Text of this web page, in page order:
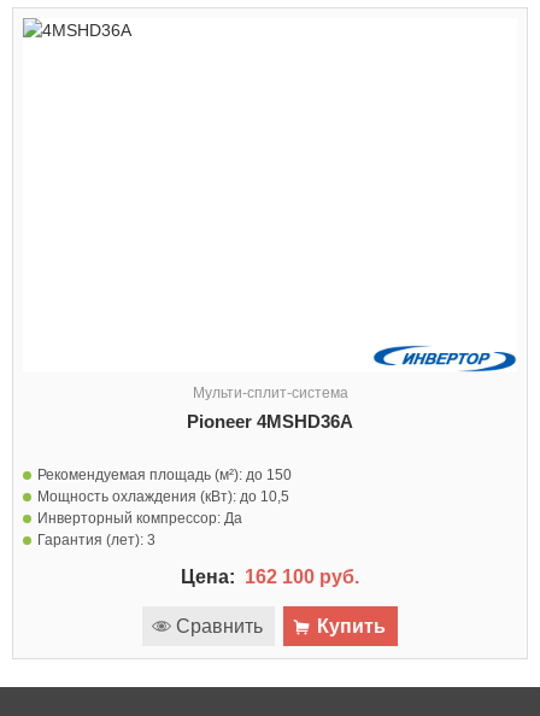
Мульти-сплит-система
Pioneer 4MSHD36A
Рекомендуемая площадь (м²): до 150
Мощность охлаждения (кВт): до 10,5
Инверторный компрессор: Да
Гарантия (лет): 3
Цена: 162 100 руб.
Сравнить Купить